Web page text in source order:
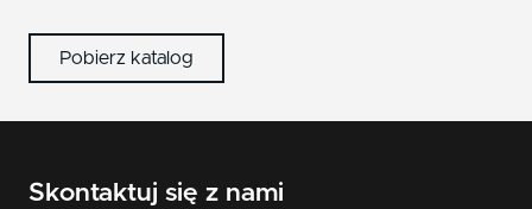
patyna
Pobierz katalog
Skontaktuj się z nami